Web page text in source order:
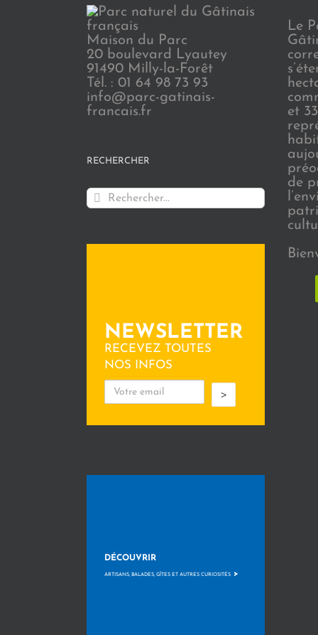
Maison du Parc
20 boulevard Lyautey
91490 Milly-la-Forêt
Tél. : 01 64 98 73 93
info@parc-gatinais-
francais.fr
RECHERCHER
Rechercher:
NEWSLETTER
RECEVEZ TOUTES
NOS INFOS
>
DÉCOUVRIR
ARTISANS, BALADES, GÎTES ET AUTRES CURIOSITÉS >
Le
et
de